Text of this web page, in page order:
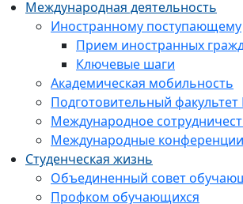
Международная деятельность
Иностранному поступающему
Прием иностранных
Ключевые шаги
Академическая мобильность
Подготовительный
Международное
Международные конференции
Студенческая жизнь
Объединенный совет
Профком обучающихся